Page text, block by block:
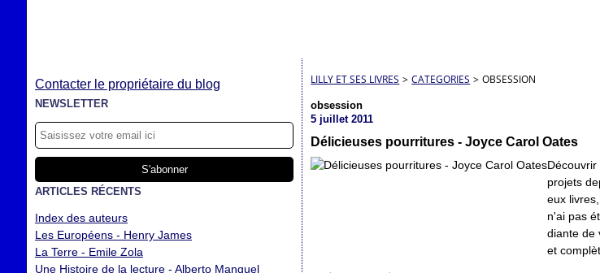
Contacter le propriétaire du blog
NEWSLETTER
ARTICLES RÉCENTS
Index des auteurs
Les Européens - Henry James
La Terre - Emile Zola
Une Histoire de la lecture - Alberto Manguel
LILLY ET SES LIVRES > CATEGORIES > OBSESSION
obsession
5 juillet 2011
Délicieuses pourritures - Joyce Carol Oates
projets
eux
n'ai pas
diante de
et